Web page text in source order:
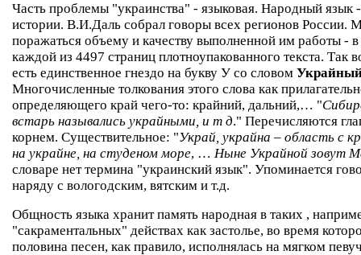
Часть проблемы "украинства" - языковая. Народный язык
истории. В.И.Даль собрал говоры всех регионов России.
поражаться объему и качеству выполненной им работы - в
каждой из 4497 страниц плотноупакованного текста. Так
есть единственное гнездо на букву У со словом
Многочисленные толкования этого слова как
определяющего край чего-то: крайний, дальний,… "
встарь назывались украйными, и т д." Перечисляются
корнем. Существительное: "Украй, украйна – область с
на украйне, на студеном море, … Ныне Украйной зовут
словаре нет термина "украинский язык". Упоминается
наряду с вологодским, вятским и т.д.
Общность языка хранит память народная в таких ,
"сакраментальных" действах как застолье, во время
половина песен, как правило, исполнялась на мягком